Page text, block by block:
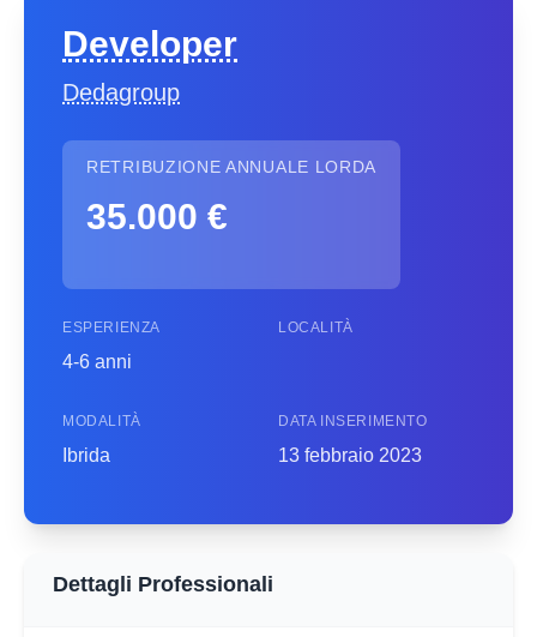
Developer
Dedagroup
RETRIBUZIONE ANNUALE LORDA
35.000 €
ESPERIENZA
4-6 anni
LOCALITÀ
MODALITÀ
Ibrida
DATA INSERIMENTO
13 febbraio 2023
Dettagli Professionali